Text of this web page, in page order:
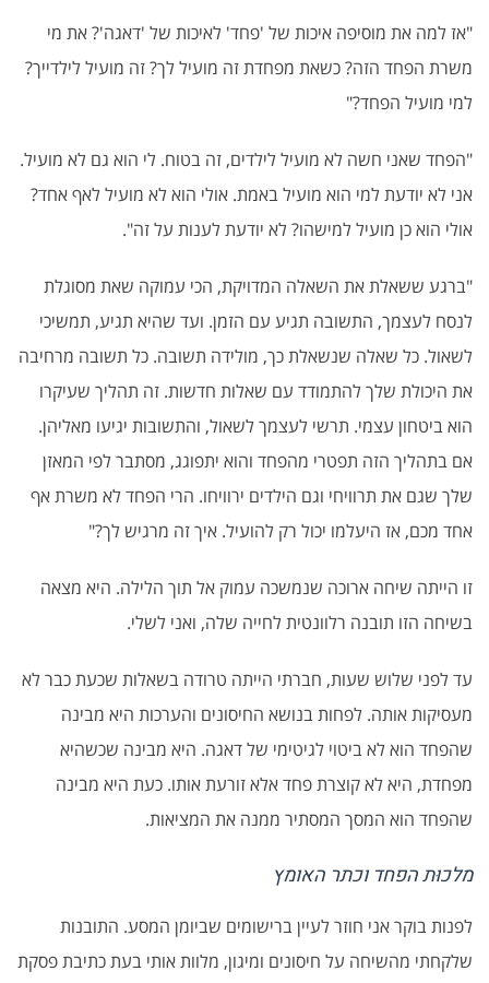
"אז למה את מוסיפה איכות של 'פחד' לאיכות של 'דאגה'? את מי
משרת הפחד הזה? כשאת מפחדת זה מועיל לך? זה מועיל לילדייך?
למי מועיל הפחד?"
"הפחד שאני חשה לא מועיל לילדים, זה בטוח. לי הוא גם לא מועיל.
אני לא יודעת למי הוא מועיל באמת. אולי הוא לא מועיל לאף אחד?
אולי הוא כן מועיל למישהו? לא יודעת לענות על זה".
"ברגע ששאלת את השאלה המדויקת, הכי עמוקה שאת מסוגלת
לנסח לעצמך, התשובה תגיע עם הזמן. ועד שהיא תגיע, תמשיכי
לשאול. כל שאלה שנשאלת כך, מולידה תשובה. כל תשובה מרחיבה
את היכולת שלך להתמודד עם שאלות חדשות. זה תהליך שעיקרו
הוא ביטחון עצמי. תרשי לעצמך לשאול, והתשובות יגיעו מאליהן.
אם בתהליך הזה תפטרי מהפחד והוא יתפוגג, מסתבר לפי המאזן
שלך שגם את תרוויחי וגם הילדים ירוויחו. הרי הפחד לא משרת אף
אחד מכם, אז היעלמו יכול רק להועיל. איך זה מרגיש לך?"
זו הייתה שיחה ארוכה שנמשכה עמוק אל תוך הלילה. היא מצאה
בשיחה הזו תובנה רלוונטית לחייה שלה, ואני לשלי.
עד לפני שלוש שעות, חברתי הייתה טרודה בשאלות שכעת כבר לא
מעסיקות אותה. לפחות בנושא החיסונים והערכות היא מבינה
שהפחד הוא לא ביטוי לגיטימי של דאגה. היא מבינה שכשהיא
מפחדת, היא לא קוצרת פחד אלא זורעת אותו. כעת היא מבינה
שהפחד הוא המסך המסתיר ממנה את המציאות.
מלכוּת הפחד וכתר האומץ
לפנות בוקר אני חוזר לעיין ברישומים שביומן המסע. התובנות
שלקחתי מהשיחה על חיסונים ומיגון, מלוות אותי בעת כתיבת פסקת